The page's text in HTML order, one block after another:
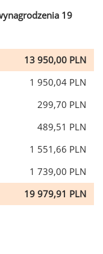
19
13 950,00 PLN
1 950,04 PLN
299,70 PLN
489,51 PLN
1 551,66 PLN
1 739,00 PLN
19 979,91 PLN